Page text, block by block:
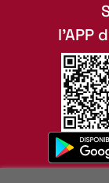
l'APP